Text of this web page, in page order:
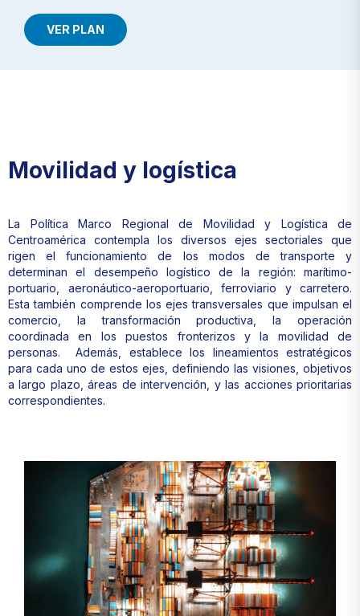
VER PLAN
Movilidad y logística
La Política Marco Regional de Movilidad y Logística de
Centroamérica contempla los diversos ejes sectoriales que
rigen el funcionamiento de los modos de transporte y
determinan el desempeño logístico de la región: marítimo-
portuario, aeronáutico-aeroportuario, ferroviario y carretero.
Esta también comprende los ejes transversales que impulsan el
comercio, la transformación productiva, la operación
coordinada en los puestos fronterizos y la movilidad de
personas. Además, establece los lineamientos estratégicos
para cada uno de estos ejes, definiendo las visiones, objetivos
a largo plazo, áreas de intervención, y las acciones prioritarias
correspondientes.